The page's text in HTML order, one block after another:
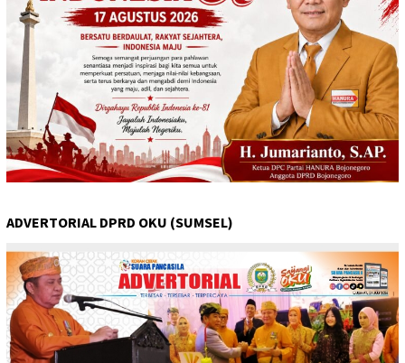
ADVERTORIAL DPRD OKU (SUMSEL)